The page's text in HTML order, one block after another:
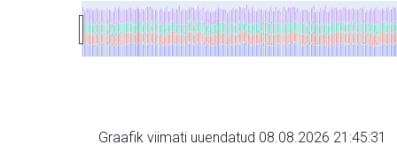
Graafik viimati uuendatud 08.08.2026 21:45:31